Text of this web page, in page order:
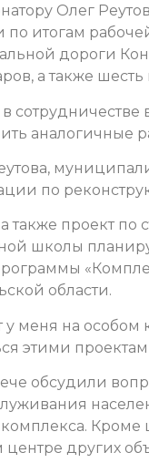
Олег
итогам
дороги
а также
аналогичные
по
также проект по
школы
области.
у меня на
этими
обсудили
Кроме
других